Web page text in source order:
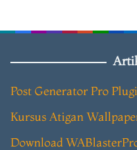
Post Generator Pro
Kursus Atigan
Download